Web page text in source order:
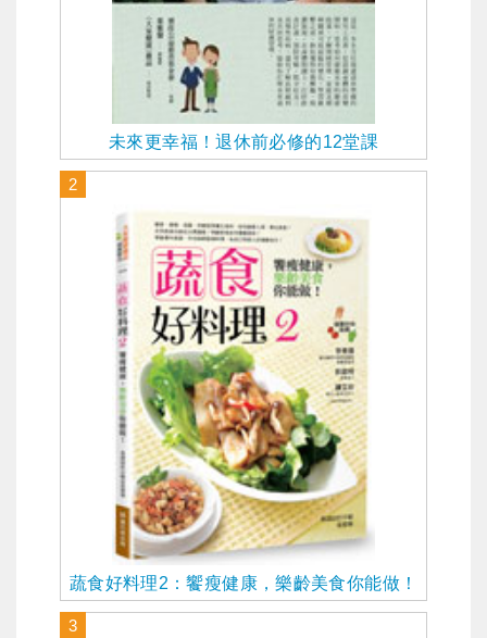
未來更幸福！退休前必修的12堂課
2
蔬食好料理2：饗瘦健康，樂齡美食你能做！
3